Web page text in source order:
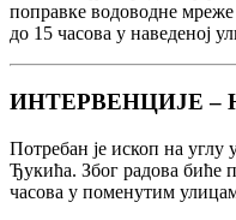
поправке водоводне
до 15 часова у наведеној
ИНТЕРВЕНЦИЈЕ –
Потребан је ископ на
Ђукића. Због радова биће
часова у поменутим